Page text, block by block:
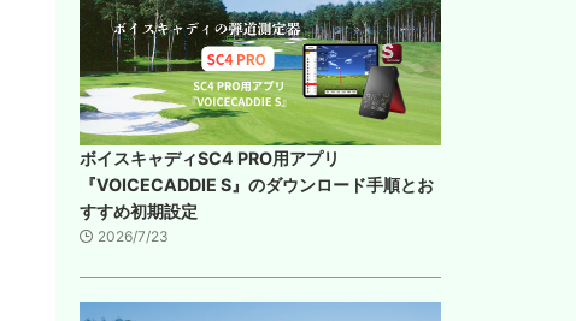
ボイスキャディSC4 PRO用アプリ
『VOICECADDIE S』のダウンロード手順とお
すすめ初期設定
2026/7/23